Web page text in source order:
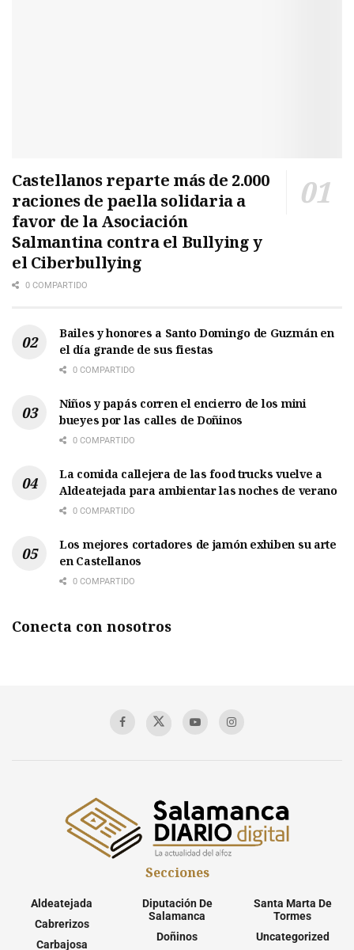
Castellanos reparte más de 2.000
raciones de paella solidaria a
favor de la Asociación
Salmantina contra el Bullying y
el Ciberbullying
0 COMPARTIDO
Bailes y honores a Santo Domingo de Guzmán en
el día grande de sus fiestas
0 COMPARTIDO
Niños y papás corren el encierro de los mini
bueyes por las calles de Doñinos
0 COMPARTIDO
La comida callejera de las food trucks vuelve a
Aldeatejada para ambientar las noches de verano
0 COMPARTIDO
Los mejores cortadores de jamón exhiben su arte
en Castellanos
0 COMPARTIDO
Conecta con nosotros
Secciones
Aldeatejada
Cabrerizos
Carbajosa
Diputación De
Salamanca
Doñinos
Santa Marta De
Tormes
Uncategorized